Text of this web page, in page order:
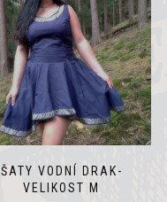
ŠATY VODNÍ DRAK-
VELIKOST M